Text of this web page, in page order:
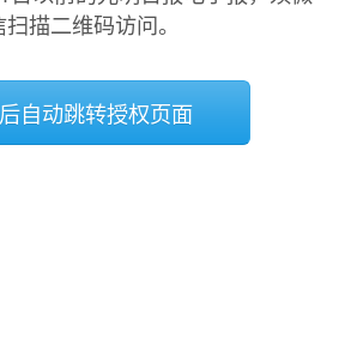
扫描二维码访问。
自动跳转授权页面